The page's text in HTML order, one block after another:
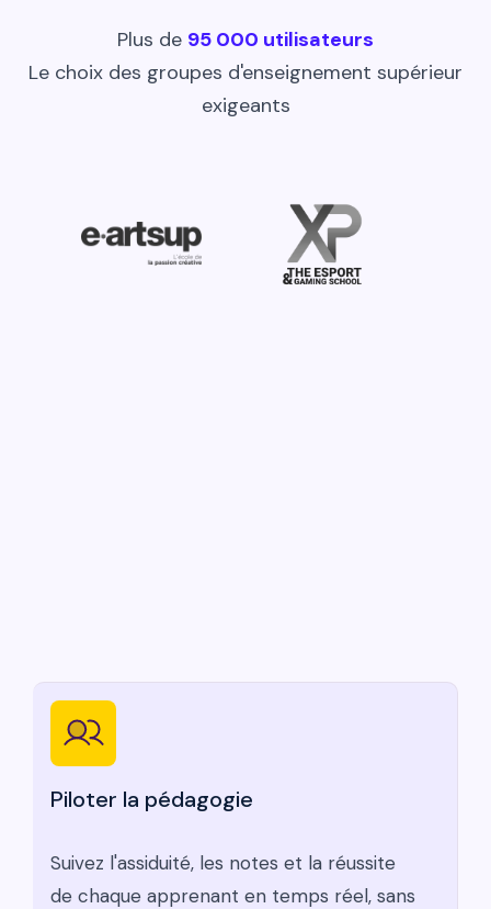
Plus de 95 000 utilisateurs
Le choix des groupes d'enseignement supérieur
exigeants
Piloter la pédagogie
Suivez l'assiduité, les notes et la réussite
de chaque apprenant en temps réel, sans